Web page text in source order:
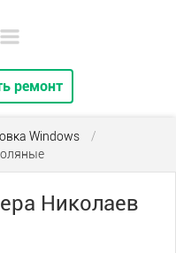
ремонт
Windows
/
Николаев